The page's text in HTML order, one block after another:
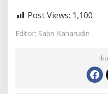
Post Views: 1,100
Editor: Sabri Kaharudin